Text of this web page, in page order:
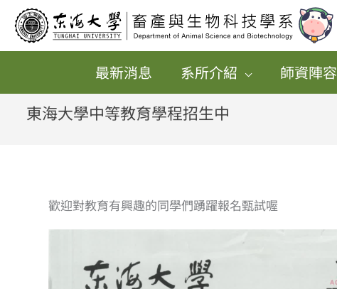
最新消息 系所介紹 師資陣容
東海大學中等教育學程招生中
歡迎對教育有興趣的同學們踴躍報名甄試喔